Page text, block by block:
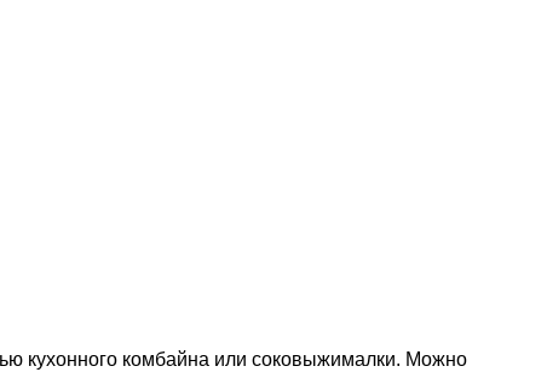
кухонного комбайна или соковыжималки. Можно